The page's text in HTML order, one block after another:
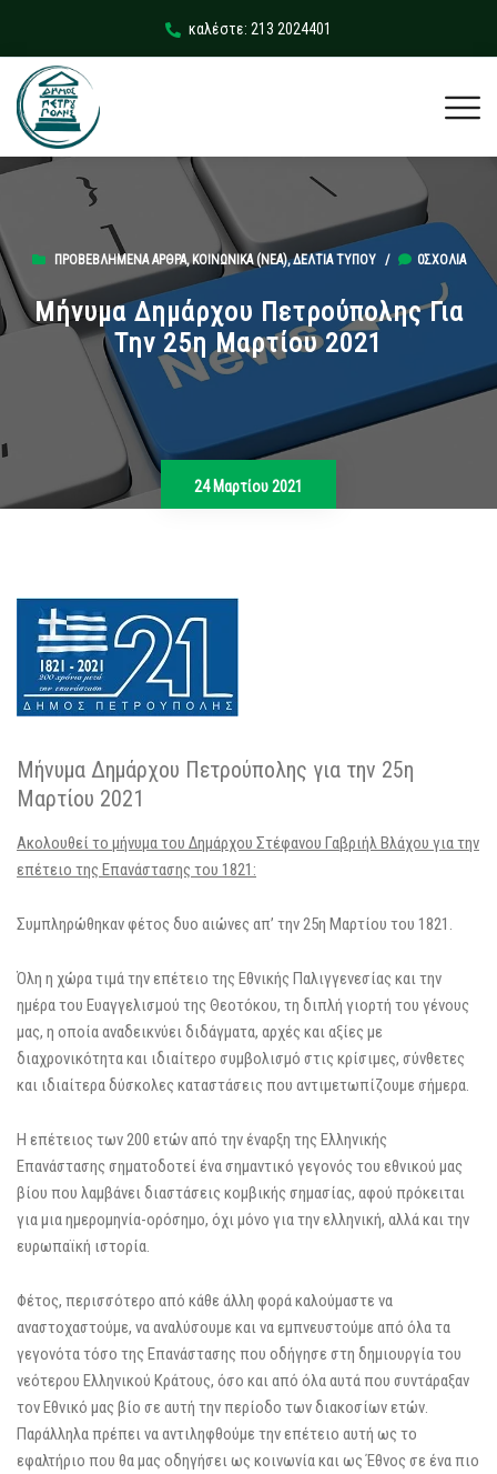
καλέστε: 213 2024401
ΠΡΟΒΕΒΛΗΜΈΝΑ ΆΡΘΡΑ,ΚΟΙΝΩΝΙΚΆ (ΝΕΑ),ΔΕΛΤΊΑ ΤΎΠΟΥ/ 0ΣΧΌΛΙΑ
Μήνυμα Δημάρχου Πετρούπολης Για
Την 25η Μαρτίου 2021
24 Μαρτίου 2021
Μήνυμα Δημάρχου Πετρούπολης για την 25η
Μαρτίου 2021
Ακολουθεί το μήνυμα του Δημάρχου Στέφανου Γαβριήλ Βλάχου για την
επέτειο της Επανάστασης του 1821:
Συμπληρώθηκαν φέτος δυο αιώνες απ’ την 25η Μαρτίου του 1821.
Όλη η χώρα τιμά την επέτειο της Εθνικής Παλιγγενεσίας και την
ημέρα του Ευαγγελισμού της Θεοτόκου, τη διπλή γιορτή του γένους
μας, η οποία αναδεικνύει διδάγματα, αρχές και αξίες με
διαχρονικότητα και ιδιαίτερο συμβολισμό στις κρίσιμες, σύνθετες
και ιδιαίτερα δύσκολες καταστάσεις που αντιμετωπίζουμε σήμερα.
Η επέτειος των 200 ετών από την έναρξη της Ελληνικής
Επανάστασης σηματοδοτεί ένα σημαντικό γεγονός του εθνικού μας
βίου που λαμβάνει διαστάσεις κομβικής σημασίας, αφού πρόκειται
για μια ημερομηνία-ορόσημο, όχι μόνο για την ελληνική, αλλά και την
ευρωπαϊκή ιστορία.
Φέτος, περισσότερο από κάθε άλλη φορά καλούμαστε να
αναστοχαστούμε, να αναλύσουμε και να εμπνευστούμε από όλα τα
γεγονότα τόσο της Επανάστασης που οδήγησε στη δημιουργία του
νεότερου Ελληνικού Κράτους, όσο και από όλα αυτά που συντάραξαν
τον Εθνικό μας βίο σε αυτή την περίοδο των διακοσίων ετών.
Παράλληλα πρέπει να αντιληφθούμε την επέτειο αυτή ως το
εφαλτήριο που θα μας οδηγήσει ως κοινωνία και ως Έθνος σε ένα πιο